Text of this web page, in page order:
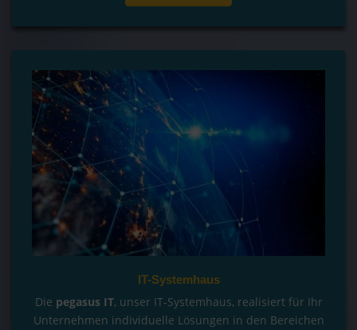
IT-Systemhaus
Die pegasus IT, unser IT-Systemhaus, realisiert für Ihr
Unternehmen individuelle Lösungen in den Bereichen